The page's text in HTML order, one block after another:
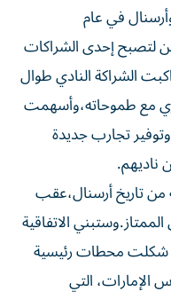
في عام
لتصبح إحدى الشراكات
الشراكة النادي طوال
مع طموحاته،وأسهمت
تجارب جديدة
من تاريخ أرسنال،عقب
الاتفاقية
شكلت محطات رئيسية
الإمارات، التي